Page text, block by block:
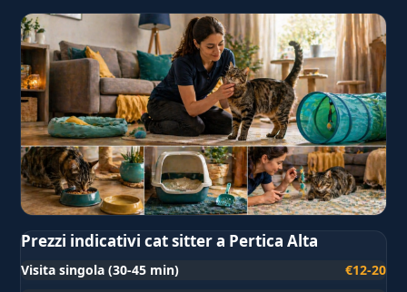
Prezzi indicativi cat sitter a Pertica Alta
Visita singola (30-45 min)
€12-20